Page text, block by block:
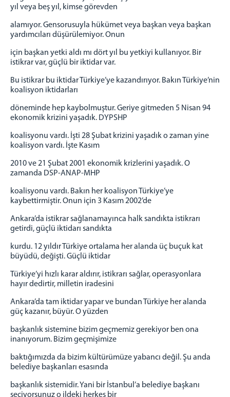
yıl veya beş yıl, kimse görevden
alamıyor. Gensorusuyla hükümet veya başkan veya başkan
yardımcıları düşürülemiyor. Onun
için başkan yetki aldı mı dört yıl bu yetkiyi kullanıyor. Bir
istikrar var, güçlü bir iktidar var.
Bu istikrar bu iktidar Türkiye’ye kazandırıyor. Bakın Türkiye’nin
koalisyon iktidarları
döneminde hep kaybolmuştur. Geriye gitmeden 5 Nisan 94
ekonomik krizini yaşadık. DYPSHP
koalisyonu vardı. İşti 28 Şubat krizini yaşadık o zaman yine
koalisyon vardı. İşte Kasım
2010 ve 21 Şubat 2001 ekonomik krizlerini yaşadık. O
zamanda DSP-ANAP-MHP
koalisyonu vardı. Bakın her koalisyon Türkiye’ye
kaybettirmiştir. Onun için 3 Kasım 2002’de
Ankara’da istikrar sağlanamayınca halk sandıkta istikrarı
getirdi, güçlü iktidarı sandıkta
kurdu. 12 yıldır Türkiye ortalama her alanda üç buçuk kat
büyüdü, değişti. Güçlü iktidar
Türkiye’yi hızlı karar aldırır, istikrarı sağlar, operasyonlara
hayır dedirtir, milletin iradesini
Ankara’da tam iktidar yapar ve bundan Türkiye her alanda
güç kazanır, büyür. O yüzden
başkanlık sistemine bizim geçmemiz gerekiyor ben ona
inanıyorum. Bizim geçmişimize
baktığımızda da bizim kültürümüze yabancı değil. Şu anda
belediye başkanları esasında
başkanlık sistemidir. Yani bir İstanbul’a belediye başkanı
seçiyorsunuz o ildeki herkes bir